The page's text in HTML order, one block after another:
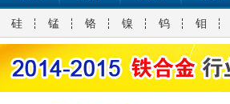
硅 锰 铬 镍 钨 钼